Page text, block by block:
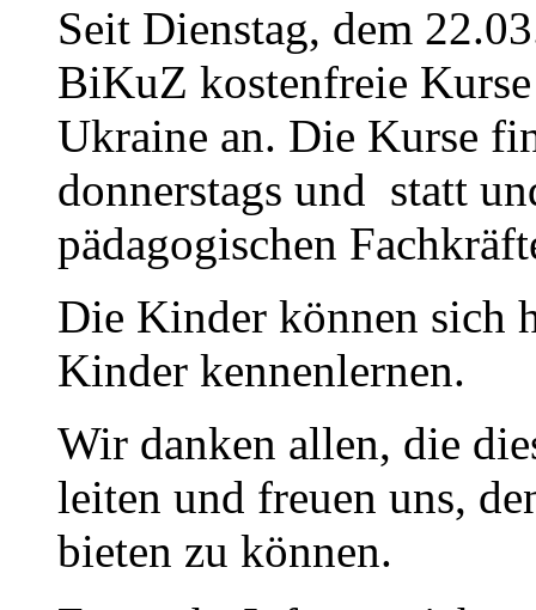
Seit Dienstag, dem
BiKuZ kostenfreie
Ukraine an. Die Kurse
donnerstags und statt
pädagogischen
Die Kinder können sich
Kinder kennenlernen.
Wir danken allen, die
leiten und freuen uns,
bieten zu können.